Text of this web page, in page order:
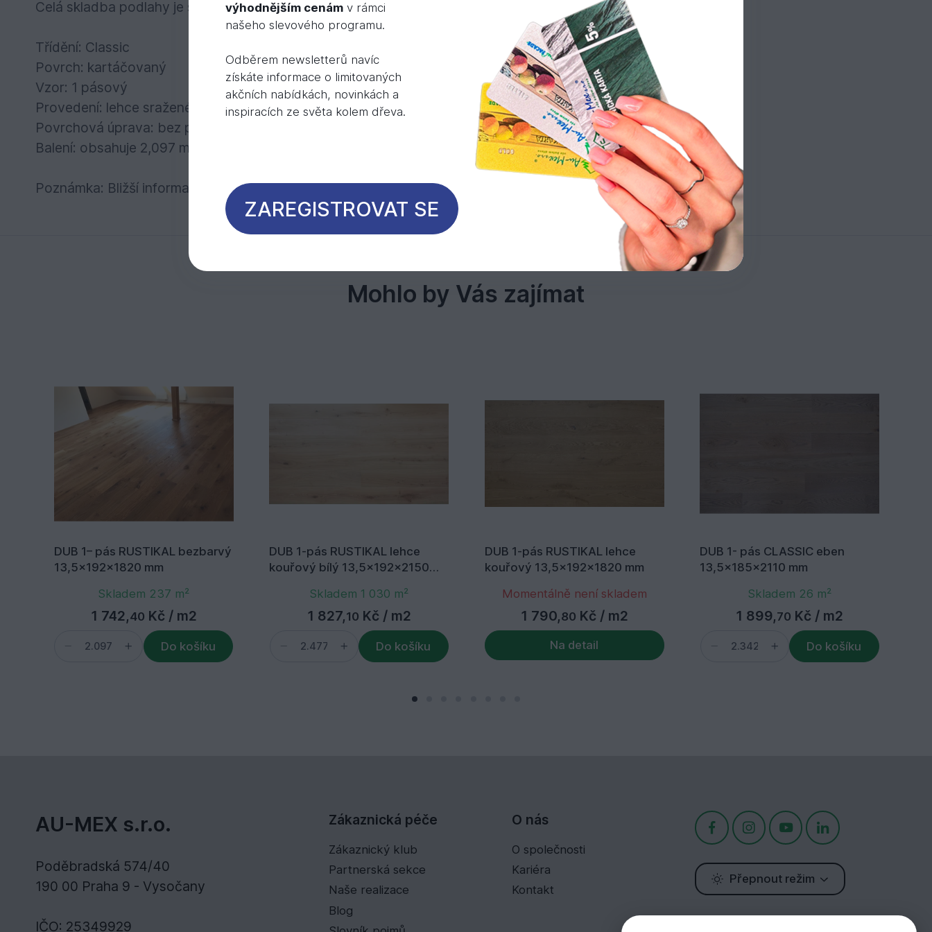
Celá skladba podlahy je spojení přírodních surovin: dřevo, rostinné oleje a rostlinné vosky.
Třídění: Classic
Povrch: kartáčovaný
Vzor: 1 pásový
Provedení: lehce sražené podélné i příčné hrany 4V
Povrchová úprava: bez povrchové úpravy
Balení: obsahuje 2,097 m2
Poznámka: Bližší informace o technických parametrech, balení a montáži naleznete v záložce Dokumenty.
Mohlo by Vás zajímat
DUB 1– pás RUSTIKAL bezbarvý
13,5x192x1820 mm
Skladem 237 m²
1 742,40 Kč / m2
Do košíku
DUB 1-pás RUSTIKAL lehce
kouřový bílý 13,5x192x2150
Skladem 1 030 m²
1 827,10 Kč / m2
Do košíku
DUB 1-pás RUSTIKAL lehce
kouřový 13,5x192x1820 mm
Momentálně není skladem
1 790,80 Kč / m2
Na detail
DUB 1- pás CLASSIC eben
13,5x185x2110 mm
Skladem 26 m²
1 899,70 Kč / m2
Do košíku
AU-MEX s.r.o.
Poděbradská 574/40
190 00 Praha 9 - Vysočany
IČO: 25349929
Zákaznická péče
Zákaznický klub
Partnerská sekce
Naše realizace
Blog
O nás
O společnosti
Kariéra
Kontakt
Přepnout režim
výhodnějším cenámv rámci
našeho slevového programu.
Odběrem newsletterů navíc
získáte informace o limitovaných
akčních nabídkách, novinkách a
inspiracích ze světa kolem dřeva.
ZAREGISTROVAT SE